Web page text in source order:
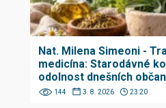
Nat. Milena Simeoni -
medicína: Starodávné
odolnost dnešních
144 3. 8. 2026 23:20